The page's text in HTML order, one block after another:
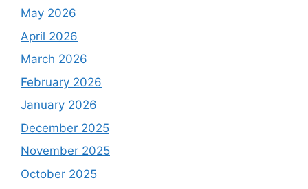
May 2026
April 2026
March 2026
February 2026
January 2026
December 2025
November 2025
October 2025